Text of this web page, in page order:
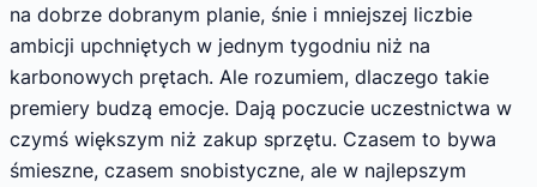
na dobrze dobranym planie, śnie i mniejszej liczbie
ambicji upchniętych w jednym tygodniu niż na
karbonowych prętach. Ale rozumiem, dlaczego takie
premiery budzą emocje. Dają poczucie uczestnictwa w
czymś większym niż zakup sprzętu. Czasem to bywa
śmieszne, czasem snobistyczne, ale w najlepszym